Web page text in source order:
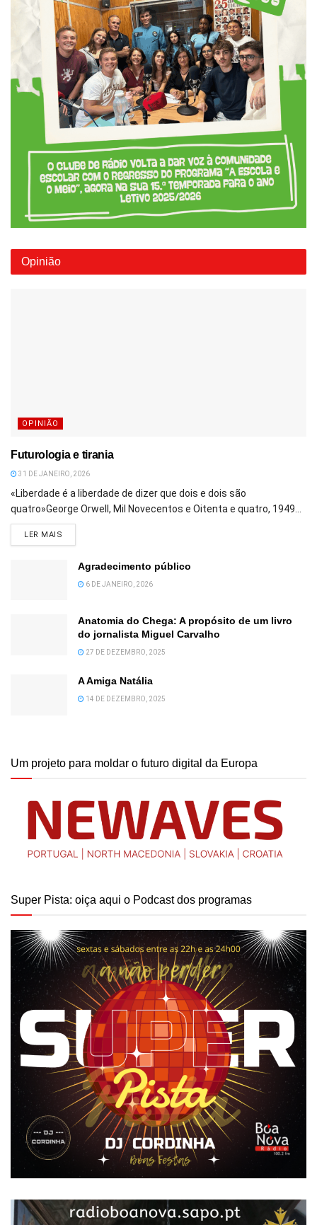
Opinião
OPINIÃO
Futurologia e tirania
31 DE JANEIRO, 2026
«Liberdade é a liberdade de dizer que dois e dois são
quatro»George Orwell, Mil Novecentos e Oitenta e quatro, 1949...
LER MAIS
Agradecimento público
6 DE JANEIRO, 2026
Anatomia do Chega: A propósito de um livro
do jornalista Miguel Carvalho
27 DE DEZEMBRO, 2025
A Amiga Natália
14 DE DEZEMBRO, 2025
Um projeto para moldar o futuro digital da Europa
Super Pista: oiça aqui o Podcast dos programas